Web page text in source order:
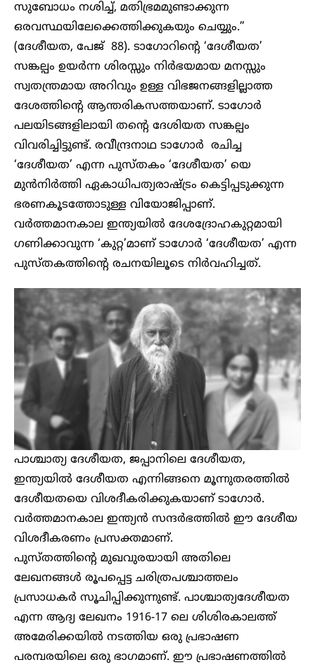
സുബോധം നശിച്ച്, മതിഭ്രമമുണ്ടാക്കുന്ന
ഒരവസ്ഥയിലേക്കെത്തിക്കുകയും ചെയ്യും.”
(ദേശീയത, പേജ് 88). ടാഗോറിന്റെ ‘ദേശീയത’
സങ്കല്പം ഉയര്‍ന്ന ശിരസ്സും നിര്‍ഭയമായ മനസ്സും
സ്വതന്ത്രമായ അറിവും ഉള്ള വിഭജനങ്ങളില്ലാത്ത
ദേശത്തിന്റെ ആന്തരികസത്തയാണ്. ടാഗോര്‍
പലയിടങ്ങളിലായി തന്റെ ദേശിയത സങ്കല്പം
വിവരിച്ചിട്ടുണ്ട്. രവീന്ദ്രനാഥ ടാഗോര്‍ രചിച്ച
‘ദേശീയത’ എന്ന പുസ്തകം ‘ദേശീയത’ യെ
മുന്‍നിര്‍ത്തി ഏകാധിപത്യരാഷ്ട്രം കെട്ടിപ്പടുക്കുന്ന
ഭരണകൂടത്തോടുള്ള വിയോജിപ്പാണ്.
വര്‍ത്തമാനകാല ഇന്ത്യയില്‍ ദേശദ്രോഹകുറ്റമായി
ഗണിക്കാവുന്ന ‘കുറ്റ’മാണ് ടാഗോര്‍ ‘ദേശീയത’ എന്ന
പുസ്തകത്തിന്റെ രചനയിലൂടെ നിര്‍വഹിച്ചത്.
പാശ്ചാത്യ ദേശീയത, ജപ്പാനിലെ ദേശീയത,
ഇന്ത്യയിൽ ദേശീയത എന്നിങ്ങനെ മൂന്നുതരത്തിൽ
ദേശീയതയെ വിശദീകരിക്കുകയാണ് ടാഗോർ.
വർത്തമാനകാല ഇന്ത്യൻ സന്ദർഭത്തിൽ ഈ ദേശീയ
വിശദീകരണം പ്രസക്തമാണ്.
പുസ്തത്തിന്റെ മുഖവുരയായി അതിലെ
ലേഖനങ്ങള്‍ രൂപപ്പെട്ട ചരിത്രപശ്ചാത്തലം
പ്രസാധകര്‍ സൂചിപ്പിക്കുന്നുണ്ട്. പാശ്ചാത്യദേശീയത
എന്ന ആദ്യ ലേഖനം 1916-17 ലെ ശിശിരകാലത്ത്
അമേരിക്കയിൽ നടത്തിയ ഒരു പ്രഭാഷണ
പരമ്പരയിലെ ഒരു ഭാഗമാണ്. ഈ പ്രഭാഷണത്തില്‍